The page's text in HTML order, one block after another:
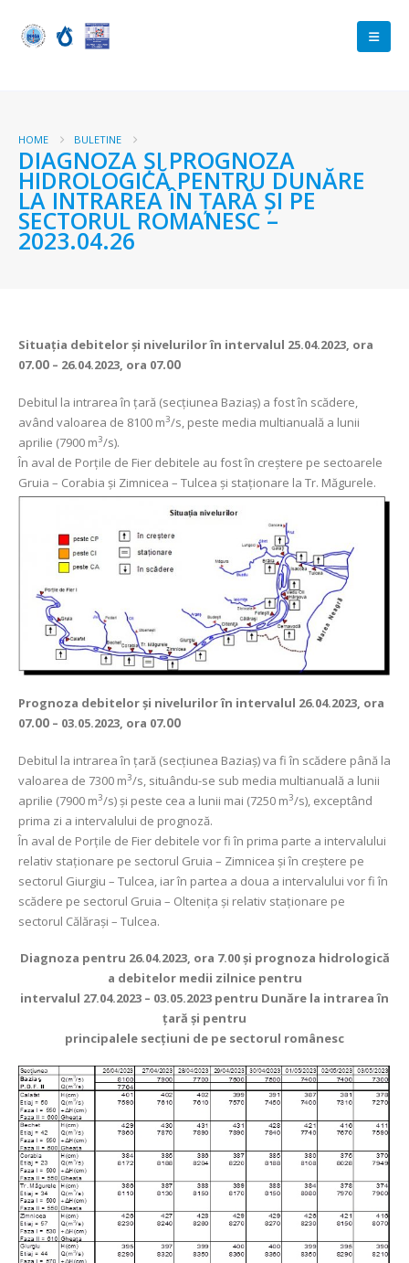
HOME BULETINE
DIAGNOZA ŞI PROGNOZA
HIDROLOGICĂ PENTRU DUNĂRE
LA INTRAREA ÎN ŢARĂ ŞI PE
SECTORUL ROMANESC –
2023.04.26
Situaţia debitelor şi nivelurilorîn intervalul 25.04.2023, ora
07.00 – 26.04.2023, ora 07.00
Debitul la intrarea în ţară (secţiunea Baziaş) a fost în scădere,
având valoarea de 8100 m3/s, peste media multianuală a lunii
aprilie (7900 m3/s).
În aval de Porţile de Fier debitele au fost în creștere pe sectoarele
Gruia – Corabia și Zimnicea – Tulcea și staționare la Tr. Măgurele.
Prognoza debitelor şi nivelurilorîn intervalul 26.04.2023, ora
07.00 – 03.05.2023, ora 07.00
Debitul la intrarea în ţară (secţiunea Baziaş) va fi în scădere până la
valoarea de 7300 m3/s, situându-se sub media multianuală a lunii
aprilie (7900 m3/s) și peste cea a lunii mai (7250 m3/s), exceptând
prima zi a intervalului de prognoză.
În aval de Porţile de Fier debitele vor fi în prima parte a intervalului
relativ staționare pe sectorul Gruia – Zimnicea și în creștere pe
sectorul Giurgiu – Tulcea, iar în partea a doua a intervalului vor fi în
scădere pe sectorul Gruia – Oltenița și relativ staționare pe
sectorul Călărași – Tulcea.
Diagnoza pentru 26.04.2023, ora 7.00 şi prognoza hidrologică
a debitelor medii zilnice pentru
intervalul 27.04.2023 – 03.05.2023 pentru Dunăre la intrarea în
ţară şi pentru
principalele secţiuni de pe sectorul românesc